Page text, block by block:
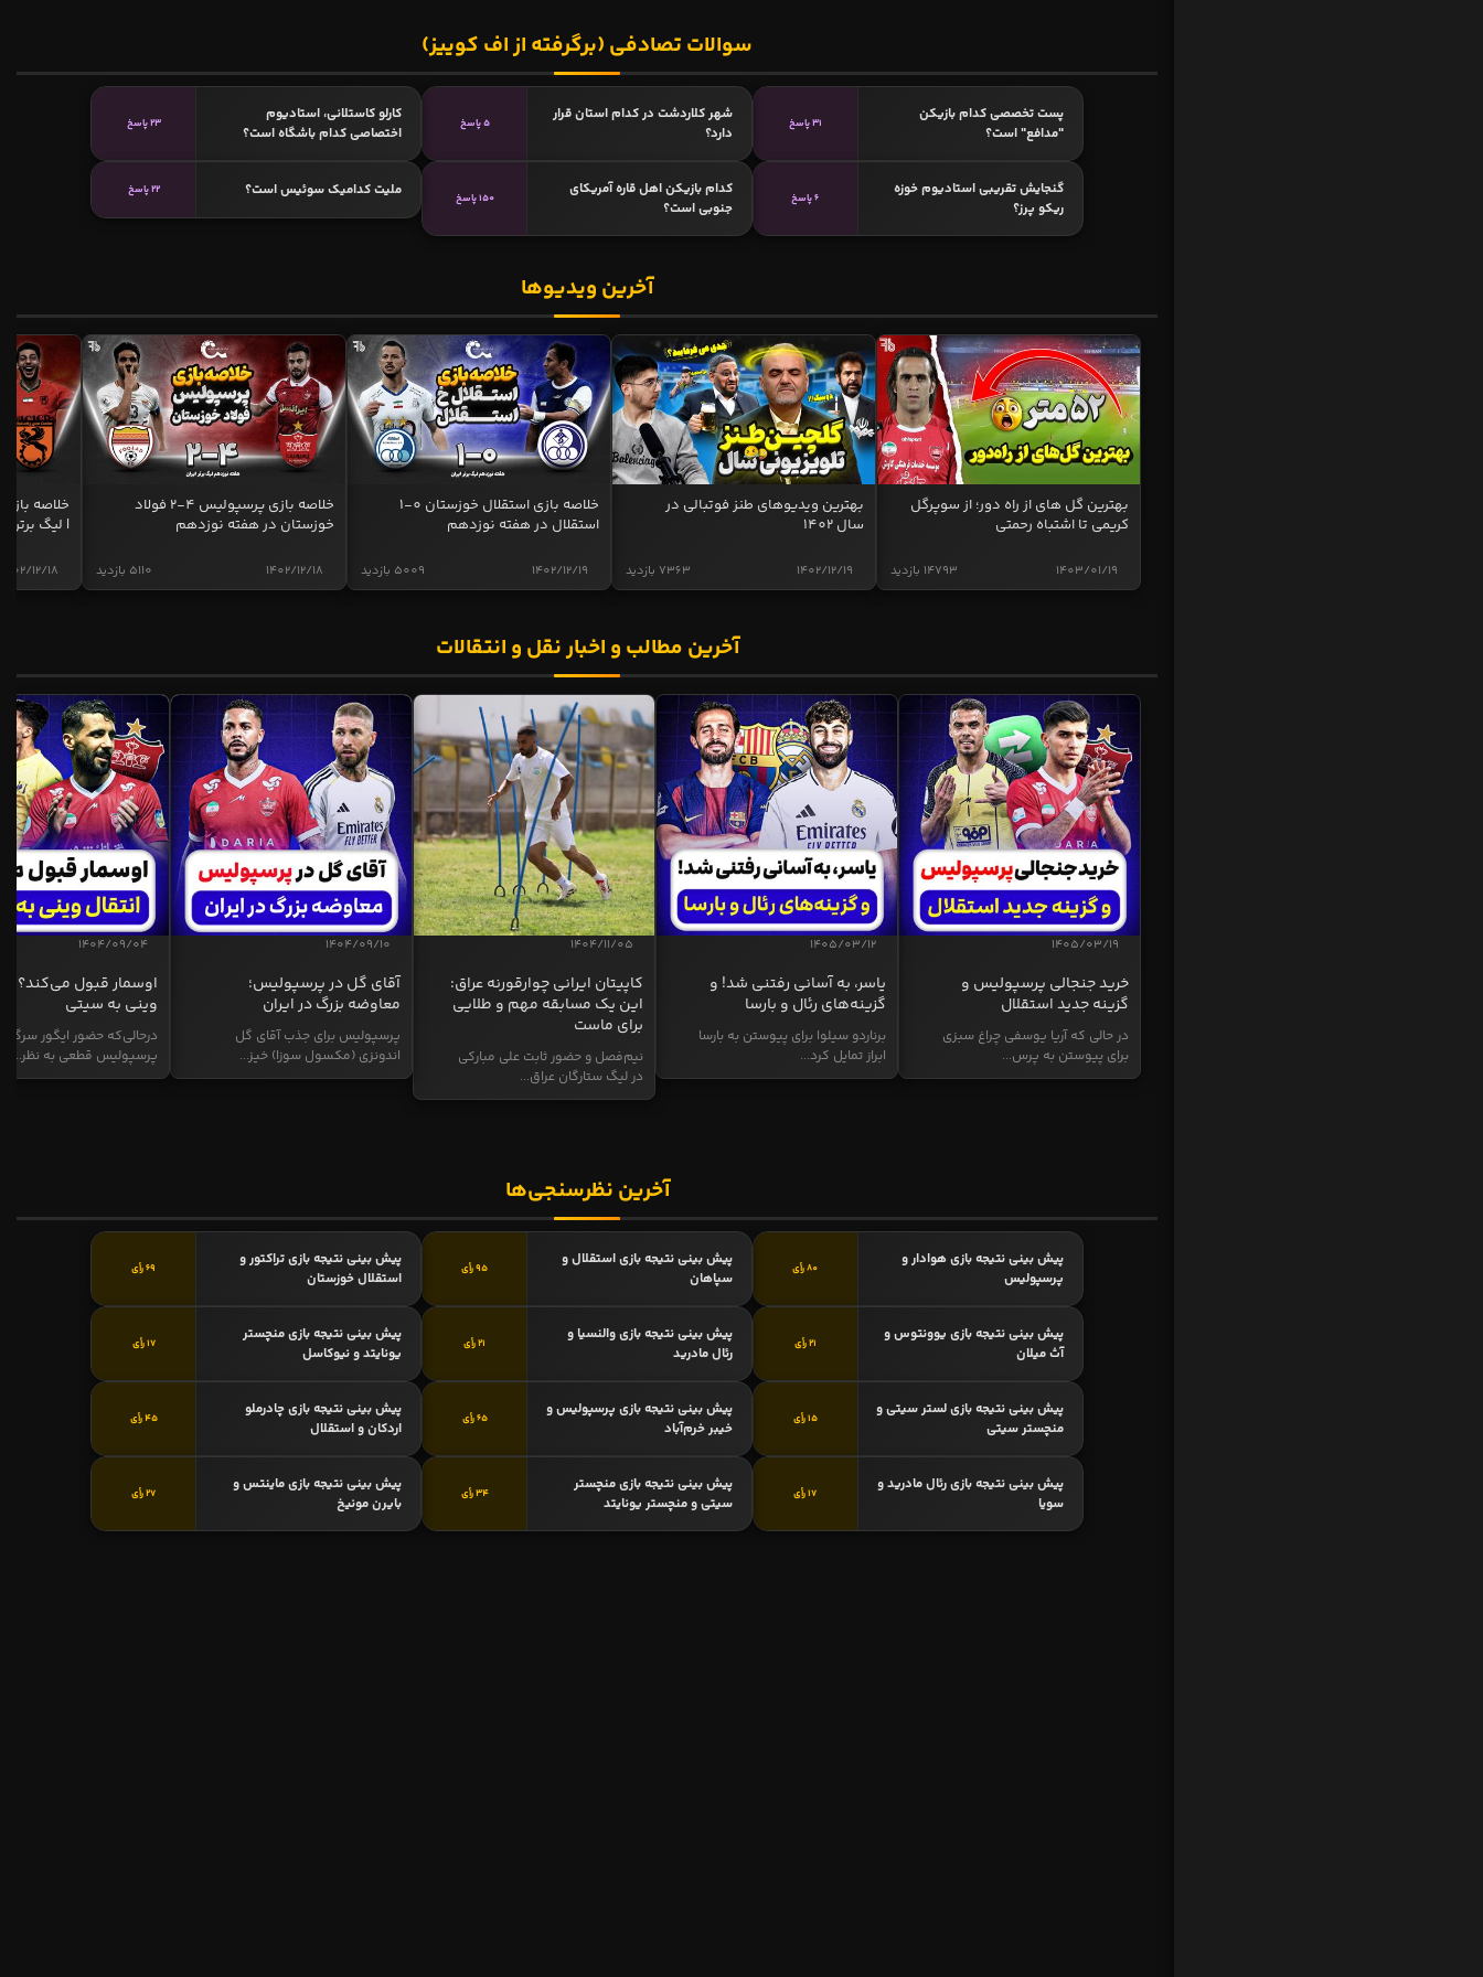
سوالات تصادفی (برگرفته از اف کوییز)
پست تخصصی کدام بازیکن
"مدافع" است؟
31 پاسخ
شهر کلاردشت در کدام استان قرار
دارد؟
5 پاسخ
کارلو کاستلانی، استادیوم
اختصاصی کدام باشگاه است؟
23 پاسخ
گنجایش تقریبی استادیوم خوزه
ریکو پرز؟
6 پاسخ
کدام بازیکن اهل قاره آمریکای
جنوبی است؟
150 پاسخ ملیت کدامیک سوئیس است؟ 22 پاسخ
آخرین ویدیوها
بهترین گل های از راه دور؛ از سوپرگل
کریمی تا اشتباه رحمتی
14793 بازدید 1403/01/19
بهترین ویدیوهای طنز فوتبالی در
سال 1402
7363 بازدید 1402/12/19
خلاصه بازی استقلال خوزستان 0-1
استقلال در هفته نوزدهم
5009 بازدید 1402/12/19
خلاصه بازی پرسپولیس 4-2 فولاد
خوزستان در هفته نوزدهم
5110 بازدید 1402/12/18
| لیگ برتر
1402/12/18
آخرین مطالب و اخبار نقل و انتقالات
1405/03/19
خرید جنجالی پرسپولیس و
گزینه جدید استقلال
در حالی که آریا یوسفی چراغ سبزی
برای پیوستن به پرس...
1405/03/12
یاسر، به آسانی رفتنی شد! و
گزینه‌های رئال و بارسا
برناردو سیلوا برای پیوستن به بارسا
ابراز تمایل کرد...
1404/11/05
کاپیتان ایرانی چوارقورنه عراق:
این یک مسابقه مهم و طلایی
برای ماست
نیم‌فصل و حضور ثابت علی مبارکی
در لیگ ستارگان عراق...
1404/09/10
آقای گل در پرسپولیس؛
معاوضه بزرگ در ایران
پرسپولیس برای جذب آقای گل
اندونزی (مکسول سوزا) خیز...
1404/09/04
اوسمار قبول می‌کند؟
وینی به سیتی
درحالی‌که حضور ایگور
پرسپولیس قطعی به نظر...
آخرین نظرسنجی‌ها
پیش بینی نتیجه بازی هوادار و
پرسپولیس
80 رأی
پیش بینی نتیجه بازی استقلال و
سپاهان
95 رأی
پیش بینی نتیجه بازی تراکتور و
استقلال خوزستان
69 رأی
پیش بینی نتیجه بازی یوونتوس و
آث میلان
21 رأی
پیش بینی نتیجه بازی والنسیا و
رئال مادرید
21 رأی
پیش بینی نتیجه بازی منچستر
یونایتد و نیوکاسل
17 رأی
پیش بینی نتیجه بازی لستر سیتی و
منچستر سیتی
15 رأی
پیش بینی نتیجه بازی پرسپولیس و
خیبر خرم‌آباد
65 رأی
پیش بینی نتیجه بازی چادرملو
اردکان و استقلال
45 رأی
پیش بینی نتیجه بازی رئال مادرید و
سویا
17 رأی
پیش بینی نتیجه بازی منچستر
سیتی و منچستر یونایتد
34 رأی
پیش بینی نتیجه بازی ماینتس و
بایرن مونیخ
27 رأی